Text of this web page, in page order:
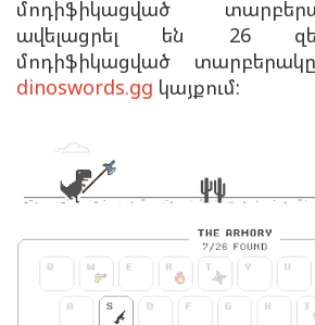
մոդիֆիկացված
ավելացրել են 26
մոդիֆիկացված
dinoswords.gg կայքում: